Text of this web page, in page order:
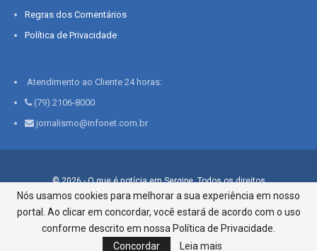
Regras dos Comentários
Política de Privacidade
Atendimento ao Cliente 24 horas:
(79) 2106-8000
jornalismo@infonet.com.br
© 2026 - O que é notícia em Sergipe. Todos os direitos
reservados.
Infonet - Rua Monsenhor Silveira 276, Bairro São José |
Aracaju-SE, CEP 49015-030, Fone: 79.2106.8000 - CI Centro de
Informações LTDA
Nós usamos cookies para melhorar a sua experiência em nosso
portal. Ao clicar em concordar, você estará de acordo com o uso
conforme descrito em nossa Política de Privacidade.
Concordar
Leia mais